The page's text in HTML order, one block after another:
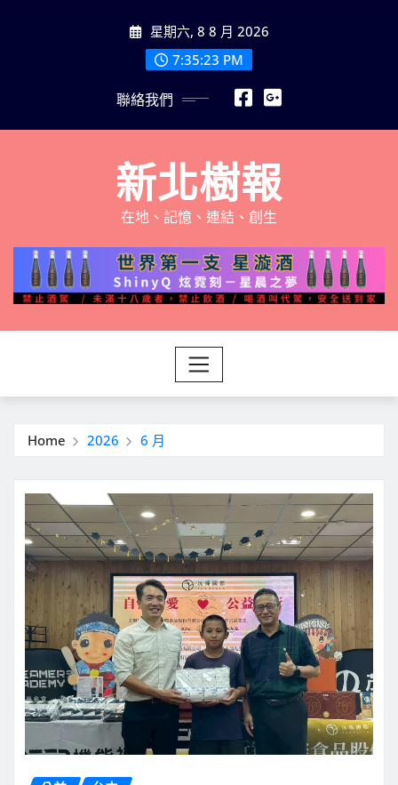
星期六, 8 8 月 2026
7:35:24 PM
聯絡我們
新北樹報
在地、記憶、連結、創生
Home 2026 6 月